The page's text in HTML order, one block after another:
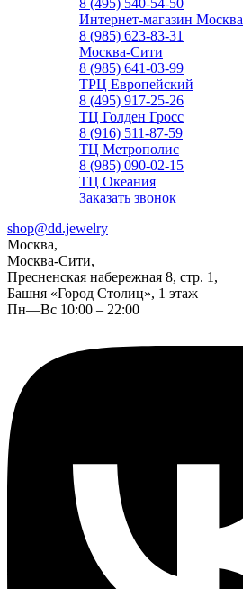
8 (495) 540-54-50
Интернет-магазин Москва
8 (985) 623-83-31
Москва-Сити
8 (985) 641-03-99
ТРЦ Европейский
8 (495) 917-25-26
ТЦ Голден Гросс
8 (916) 511-87-59
ТЦ Метрополис
8 (985) 090-02-15
ТЦ Океания
Заказать звонок
shop@dd.jewelry
Москва,
Москва-Сити,
Пресненская набережная 8, стр. 1,
Башня «Город Столиц», 1 этаж
Пн—Вс 10:00 – 22:00